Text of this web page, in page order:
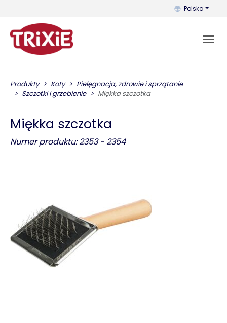
Możesz
Polska
Produkty Koty
Pielęgnacja, zdrowie i sprzątanie
Szczotki i grzebienie
Miękka szczotka
Miękka szczotka
Numer produktu: 2353 - 2354